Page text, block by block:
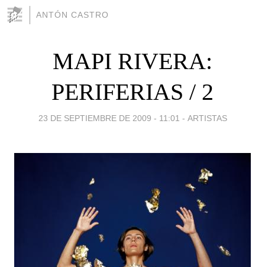
ANTÓN CASTRO
MAPI RIVERA:
PERIFERIAS / 2
23 DE SEPTIEMBRE DE 2009 - 11:01 - ARTISTAS